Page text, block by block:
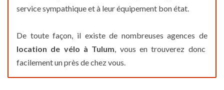
service sympathique et à leur équipement bon état.
De toute façon, il existe de nombreuses agences de
location de vélo à Tulum, vous en trouverez donc
facilement un près de chez vous.